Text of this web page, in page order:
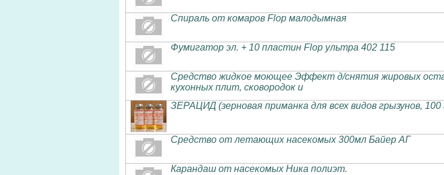
Спираль от комаров Flop малодымная
Фумигатор эл. + 10 пластин Flop ультра 402 115
Средство жидкое моющее Эффект д/снятия жировых
кухонных плит, сковородок и
ЗЕРАЦИД (зерновая приманка для всех видов грызунов, 100
Средство от летающих насекомых 300мл Байер АГ
Карандаш от насекомых Ника полиэт.